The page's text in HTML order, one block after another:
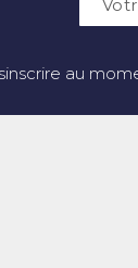
au